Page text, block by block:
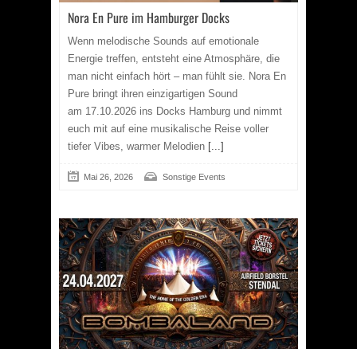
Nora En Pure im Hamburger Docks
Wenn melodische Sounds auf emotionale
Energie treffen, entsteht eine Atmosphäre, die
man nicht einfach hört – man fühlt sie. Nora En
Pure bringt ihren einzigartigen Sound
am 17.10.2026 ins Docks Hamburg und nimmt
euch mit auf eine musikalische Reise voller
tiefer Vibes, warmer Melodien [...]
Mai 26, 2026 Sonstige Events